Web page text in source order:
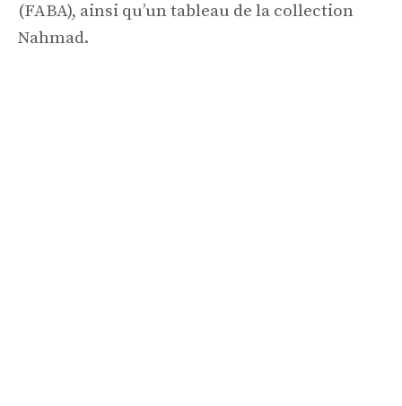
(FABA), ainsi qu’un tableau de la collection
Nahmad.